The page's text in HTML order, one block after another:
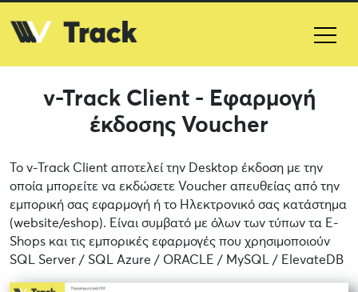
v-Track Client - Εφαρμογή
έκδοσης Voucher
Το v-Track Client αποτελεί την Desktop έκδοση με την
οποία μπορείτε να εκδώσετε Voucher απευθείας από την
εμπορική σας εφαρμογή ή το Ηλεκτρονικό σας κατάστημα
(website/eshop). Είναι συμβατό με όλων των τύπων τα E-
Shops και τις εμπορικές εφαρμογές που χρησιμοποιούν
SQL Server / SQL Azure / ORACLE / MySQL / ElevateDB